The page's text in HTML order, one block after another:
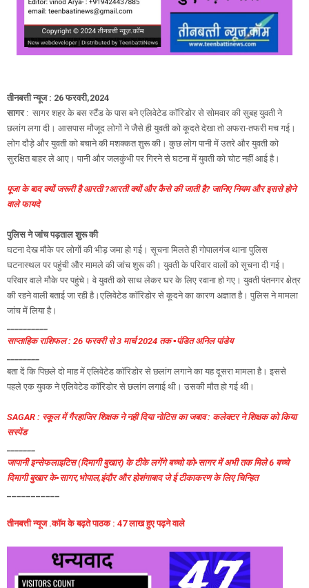
तीनबत्ती न्यूज : 26 फरवरी,2024
सागर: सागर शहर के बस स्टैंड के पास बने एलिवेटेड कॉरिडोर से सोमवार की सुबह युवती ने
छलांग लगा दी। आसपास मौजूद लोगों ने जैसे ही युवती को कूदते देखा तो अफरा-तफरी मच गई।
लोग दौड़े और युवती को बचाने की मशक्कत शुरू की। कुछ लोग पानी में उतरे और युवती को
सुरक्षित बाहर ले आए। पानी और जलकुंभी पर गिरने से घटना में युवती को चोट नहीं आई है।
पूजा के बाद क्यों जरूरी है आरती ?आरती क्यों और कैसे की जाती है? जानिए नियम और इससे होने
वाले फायदे
पुलिस ने जांच पड़ताल शुरू की
घटना देख मौके पर लोगों की भीड़ जमा हो गई। सूचना मिलते ही गोपालगंज थाना पुलिस
घटनास्थल पर पहुंची और मामले की जांच शुरू की। युवती के परिवार वालों को सूचना दी गई।
परिवार वाले मौके पर पहुंचे। वे युवती को साथ लेकर घर के लिए रवाना हो गए। युवती पंतनगर क्षेत्र
की रहने वाली बताई जा रही है।एलिवेटेड कॉरिडोर से कूदने का कारण अज्ञात है। पुलिस ने मामला
जांच में लिया है।
साप्ताहिक राशिफल : 26 फरवरी से 3 मार्च 2024 तक ▪️पंडित अनिल पांडेय
बता दें कि पिछले दो माह में एलिवेटेड कॉरिडोर से छलांग लगाने का यह दूसरा मामला है। इससे
पहले एक युवक ने एलिवेटेड कॉरिडोर से छलांग लगाई थी। उसकी मौत हो गई थी।
SAGAR : स्कूल में गैरहाजिर शिक्षक ने नही दिया नोटिस का जबाव : कलेक्टर ने शिक्षक को किया
सस्पेंड
जापानी इन्सेफलाइटिस (दिमागी बुखार) के टीके लगेंगे बच्चो को▪️सागर में अभी तक मिले 6 बच्चे
दिमागी बुखार के▪️सागर,भोपाल,इंदौर और होशंगाबाद जे ई टीकाकरण के लिए चिन्हित
तीनबत्ती न्यूज .कॉम के बढ़ते पाठक : 47 लाख हुए पढ़ने वाले